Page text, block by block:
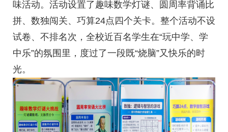
味活动。活动设置了趣味数学灯谜、圆周率背诵比
拼、数独闯关、巧算24点四个关卡。整个活动不设
试卷、不排名次，全校近百名学生在“玩中学、学
中乐”的氛围里，度过了一段既“烧脑”又快乐的时
光。